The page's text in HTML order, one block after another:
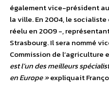
également vice-président
la ville. En 2004, le
réelu en 2009 -,
Strasbourg. Il sera nommé
Commission de l’agriculture
est l’un des meilleurs
en Europe »expliquait